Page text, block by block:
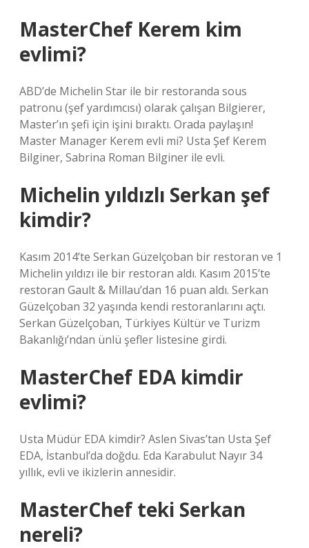
MasterChef Kerem kim
evlimi?
ABD’de Michelin Star ile bir restoranda sous
patronu (şef yardımcısı) olarak çalışan Bilgierer,
Master’ın şefi için işini bıraktı. Orada paylaşın!
Master Manager Kerem evli mi? Usta Şef Kerem
Bilginer, Sabrina Roman Bilginer ile evli.
Michelin yıldızlı Serkan şef
kimdir?
Kasım 2014’te Serkan Güzelçoban bir restoran ve 1
Michelin yıldızı ile bir restoran aldı. Kasım 2015’te
restoran Gault & Millau’dan 16 puan aldı. Serkan
Güzelçoban 32 yaşında kendi restoranlarını açtı.
Serkan Güzelçoban, Türkiyes Kültür ve Turizm
Bakanlığı’ndan ünlü şefler listesine girdi.
MasterChef EDA kimdir
evlimi?
Usta Müdür EDA kimdir? Aslen Sivas’tan Usta Şef
EDA, İstanbul’da doğdu. Eda Karabulut Nayır 34
yıllık, evli ve ikizlerin annesidir.
MasterChef teki Serkan
nereli?